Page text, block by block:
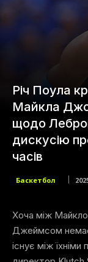
Річ Поула
Майкла
щодо
дискусію
часів
Баскетбол
Хоча між
Джеймсом немає
існує між